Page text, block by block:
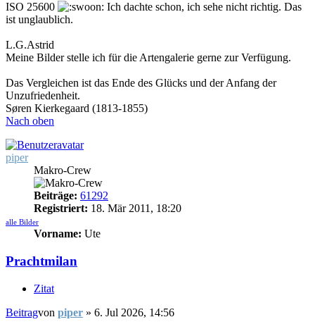
ISO 25600
Ich dachte schon, ich sehe nicht richtig. Das
ist unglaublich.
L.G.Astrid
Meine Bilder stelle ich für die Artengalerie gerne zur Verfügung.
Das Vergleichen ist das Ende des Glücks und der Anfang der
Unzufriedenheit.
Søren Kierkegaard (1813-1855)
Nach oben
piper
Makro-Crew
Beiträge: 61292
Registriert: 18. Mär 2011, 18:20
alle Bilder
Vorname: Ute
Prachtmilan
Zitat
Beitragvon piper » 6. Jul 2026, 14:56